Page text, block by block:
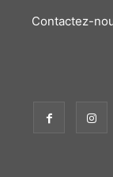
Contactez-